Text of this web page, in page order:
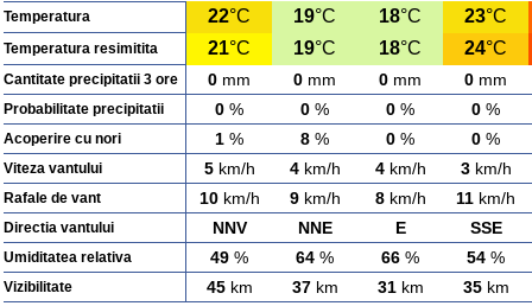
Temperatura 22°C 19°C 18°C 23°C
Temperatura resimitita 21°C 19°C 18°C 24°C
Cantitate precipitatii 3 ore 0 mm 0 mm 0 mm 0 mm
Probabilitate precipitatii 0 % 0 % 0 % 0 %
Acoperire cu nori 1 % 8 % 0 % 0 %
Viteza vantului 5km/h 4km/h 4km/h 3km/h
Rafale de vant 10km/h 9km/h 8km/h 11 km/h
Directia vantului NNV NNE E SSE
Umiditatea relativa 49 % 64 % 66 % 54 %
Vizibilitate 45km 37km 31km 35km